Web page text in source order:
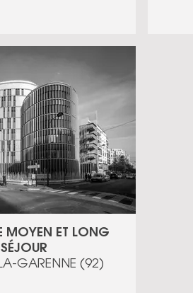
MOYEN ET LONG
SÉJOUR
GARENNE (92)